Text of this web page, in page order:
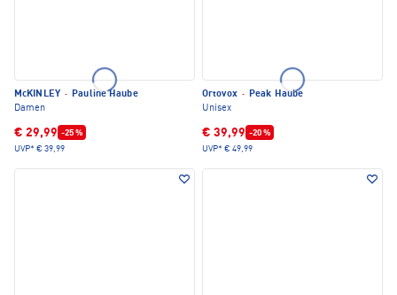
McKINLEY · Pauline Haube
Damen
€ 29,99 -25 %
UVP* € 39,99
Ortovox · Peak Haube
Unisex
€ 39,99 -20 %
UVP* € 49,99